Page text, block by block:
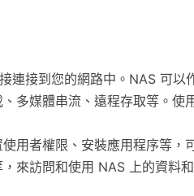
接到您的網路中。NAS 可以
多媒體串流、遠程存取等。
用者權限、安裝應用程序等
來訪問和使用 NAS 上的資料